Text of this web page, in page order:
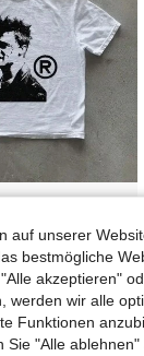
Fight Club T-Shirt, Unisex Grafik-T-Shirts Gothic Grunge Y2k Emo Scene Amity Style Kleidung Herrenmode Damenmode Streetwear
auf unserer
bestmögliche
akzeptieren"
werden wir alle
Funktionen
"Alle